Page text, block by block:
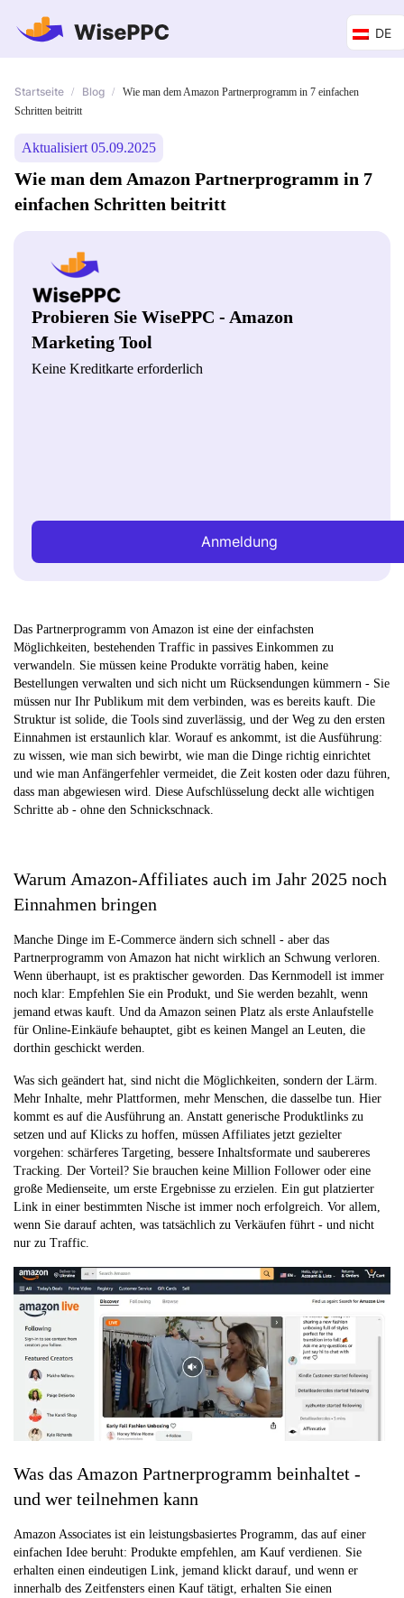
DE
Startseite / Blog /
Wie man dem Amazon Partnerprogramm in 7 einfachen
Schritten beitritt
Aktualisiert 05.09.2025
Wie man dem Amazon Partnerprogramm in 7
einfachen Schritten beitritt
Probieren Sie WisePPC - Amazon
Marketing Tool
Keine Kreditkarte erforderlich
Anmeldung
Das Partnerprogramm von Amazon ist eine der einfachsten
Möglichkeiten, bestehenden Traffic in passives Einkommen zu
verwandeln. Sie müssen keine Produkte vorrätig haben, keine
Bestellungen verwalten und sich nicht um Rücksendungen kümmern - Sie
müssen nur Ihr Publikum mit dem verbinden, was es bereits kauft. Die
Struktur ist solide, die Tools sind zuverlässig, und der Weg zu den ersten
Einnahmen ist erstaunlich klar. Worauf es ankommt, ist die Ausführung:
zu wissen, wie man sich bewirbt, wie man die Dinge richtig einrichtet
und wie man Anfängerfehler vermeidet, die Zeit kosten oder dazu führen,
dass man abgewiesen wird. Diese Aufschlüsselung deckt alle wichtigen
Schritte ab - ohne den Schnickschnack.
Warum Amazon-Affiliates auch im Jahr 2025 noch
Einnahmen bringen
Manche Dinge im E-Commerce ändern sich schnell - aber das
Partnerprogramm von Amazon hat nicht wirklich an Schwung verloren.
Wenn überhaupt, ist es praktischer geworden. Das Kernmodell ist immer
noch klar: Empfehlen Sie ein Produkt, und Sie werden bezahlt, wenn
jemand etwas kauft. Und da Amazon seinen Platz als erste Anlaufstelle
für Online-Einkäufe behauptet, gibt es keinen Mangel an Leuten, die
dorthin geschickt werden.
Was sich geändert hat, sind nicht die Möglichkeiten, sondern der Lärm.
Mehr Inhalte, mehr Plattformen, mehr Menschen, die dasselbe tun. Hier
kommt es auf die Ausführung an. Anstatt generische Produktlinks zu
setzen und auf Klicks zu hoffen, müssen Affiliates jetzt gezielter
vorgehen: schärferes Targeting, bessere Inhaltsformate und saubereres
Tracking. Der Vorteil? Sie brauchen keine Million Follower oder eine
große Medienseite, um erste Ergebnisse zu erzielen. Ein gut platzierter
Link in einer bestimmten Nische ist immer noch erfolgreich. Vor allem,
wenn Sie darauf achten, was tatsächlich zu Verkäufen führt - und nicht
nur zu Traffic.
Was das Amazon Partnerprogramm beinhaltet -
und wer teilnehmen kann
Amazon Associates ist ein leistungsbasiertes Programm, das auf einer
einfachen Idee beruht: Produkte empfehlen, am Kauf verdienen. Sie
erhalten einen eindeutigen Link, jemand klickt darauf, und wenn er
innerhalb des Zeitfensters einen Kauf tätigt, erhalten Sie einen